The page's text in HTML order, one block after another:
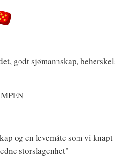
godt sjømannskap,
og en levemåte som vi
storslagenhet"